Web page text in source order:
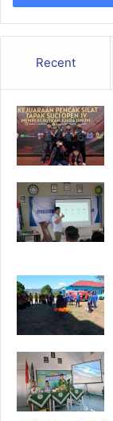
Recent